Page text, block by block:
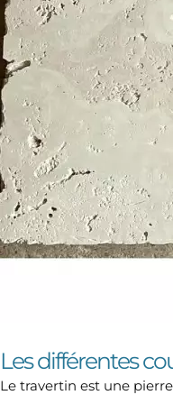
Les différentes
Le travertin est une